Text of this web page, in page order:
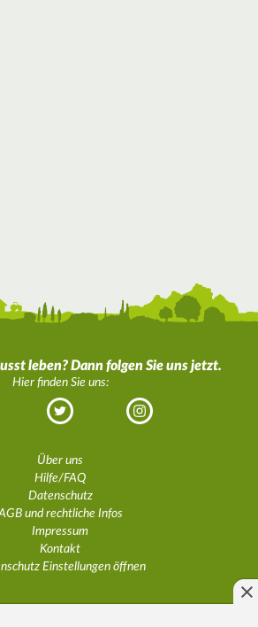
leben? Dann folgen Sie uns jetzt.
Hier finden Sie uns:
Twitter Instagram
Über uns
Hilfe/FAQ
Datenschutz
und rechtliche Infos
Impressum
Kontakt
Einstellungen öffnen